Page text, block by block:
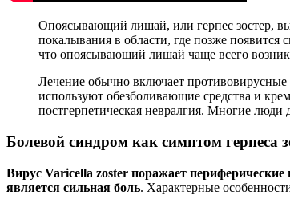
Опоясывающий лишай, или герпес зостер,
покалывания в области, где позже
что опоясывающий лишай чаще всего
Лечение обычно включает
используют обезболивающие средства и
постгерпетическая невралгия. Многие
Болевой синдром как симптом герпеса
Вирус Varicella zoster поражает
является сильная боль. Характерные